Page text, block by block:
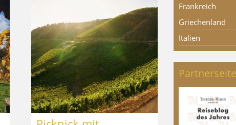
Frankreich
Griechenland
Italien